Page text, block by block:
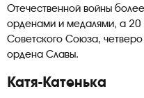
Отечественной войны
орденами и медалями, а 20
Советского Союза,
ордена Славы.
Катя-Катенька